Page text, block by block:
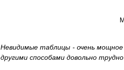
Невидимые таблицы - очень
другими способами довольно